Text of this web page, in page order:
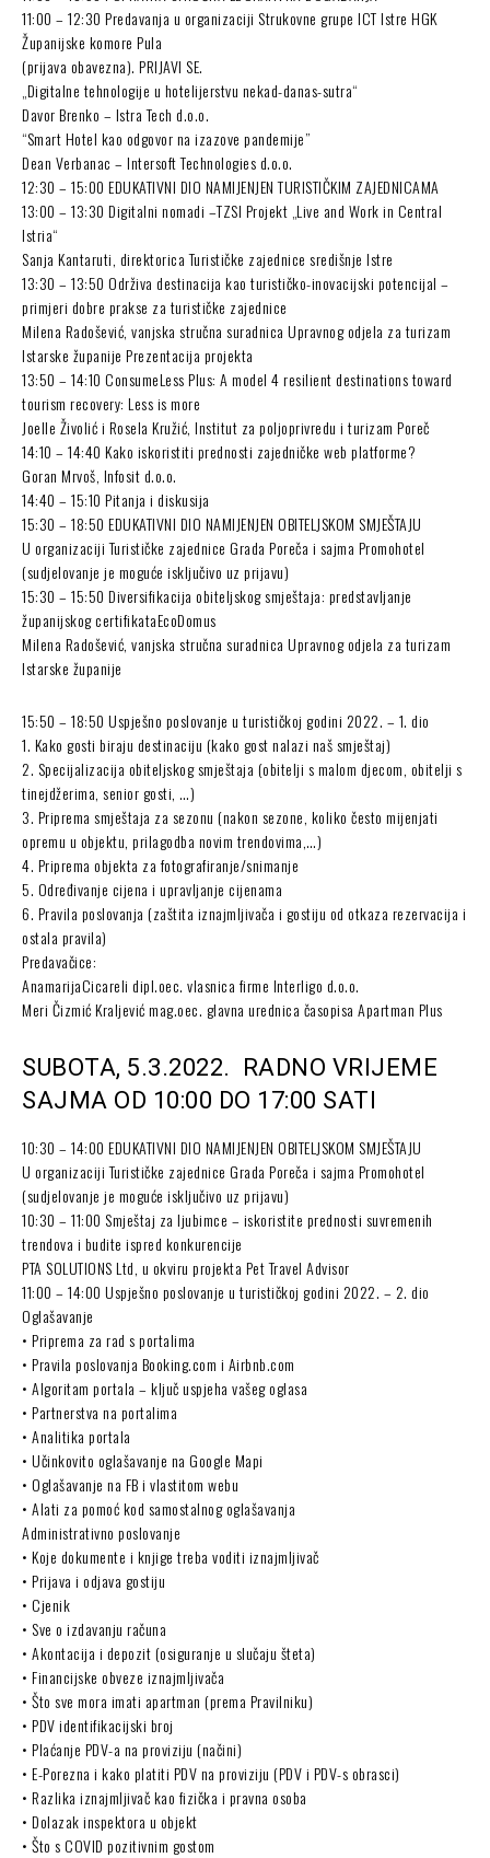
11:00 – 12:30 Predavanja u organizaciji Strukovne grupe ICT Istre HGK
Županijske komore Pula
(prijava obavezna). PRIJAVI SE.
„Digitalne tehnologije u hotelijerstvu nekad-danas-sutra“
Davor Brenko – Istra Tech d.o.o.
“Smart Hotel kao odgovor na izazove pandemije”
Dean Verbanac – Intersoft Technologies d.o.o.
12:30 – 15:00 EDUKATIVNI DIO NAMIJENJEN TURISTIČKIM ZAJEDNICAMA
13:00 – 13:30 Digitalni nomadi –TZSI Projekt „Live and Work in Central
Istria“
Sanja Kantaruti, direktorica Turističke zajednice središnje Istre
13:30 – 13:50 Održiva destinacija kao turističko-inovacijski potencijal –
primjeri dobre prakse za turističke zajednice
Milena Radošević, vanjska stručna suradnica Upravnog odjela za turizam
Istarske županije Prezentacija projekta
13:50 – 14:10 ConsumeLess Plus: A model 4 resilient destinations toward
tourism recovery: Less is more
Joelle Živolić i Rosela Kružić, Institut za poljoprivredu i turizam Poreč
14:10 – 14:40 Kako iskoristiti prednosti zajedničke web platforme?
Goran Mrvoš, Infosit d.o.o.
14:40 – 15:10 Pitanja i diskusija
15:30 – 18:50 EDUKATIVNI DIO NAMIJENJEN OBITELJSKOM SMJEŠTAJU
U organizaciji Turističke zajednice Grada Poreča i sajma Promohotel
(sudjelovanje je moguće isključivo uz prijavu)
15:30 – 15:50 Diversifikacija obiteljskog smještaja: predstavljanje
županijskog certifikataEcoDomus
Milena Radošević, vanjska stručna suradnica Upravnog odjela za turizam
Istarske županije
15:50 – 18:50 Uspješno poslovanje u turističkoj godini 2022. – 1. dio
1. Kako gosti biraju destinaciju (kako gost nalazi naš smještaj)
2. Specijalizacija obiteljskog smještaja (obitelji s malom djecom, obitelji s
tinejdžerima, senior gosti, …)
3. Priprema smještaja za sezonu (nakon sezone, koliko često mijenjati
opremu u objektu, prilagodba novim trendovima,…)
4. Priprema objekta za fotografiranje/snimanje
5. Određivanje cijena i upravljanje cijenama
6. Pravila poslovanja (zaštita iznajmljivača i gostiju od otkaza rezervacija i
ostala pravila)
Predavačice:
AnamarijaCicareli dipl.oec. vlasnica firme Interligo d.o.o.
Meri Čizmić Kraljević mag.oec. glavna urednica časopisa Apartman Plus
SUBOTA, 5.3.2022. RADNO VRIJEME
SAJMA OD 10:00 DO 17:00 SATI
10:30 – 14:00 EDUKATIVNI DIO NAMIJENJEN OBITELJSKOM SMJEŠTAJU
U organizaciji Turističke zajednice Grada Poreča i sajma Promohotel
(sudjelovanje je moguće isključivo uz prijavu)
10:30 – 11:00 Smještaj za ljubimce – iskoristite prednosti suvremenih
trendova i budite ispred konkurencije
PTA SOLUTIONS Ltd, u okviru projekta Pet Travel Advisor
11:00 – 14:00 Uspješno poslovanje u turističkoj godini 2022. – 2. dio
Oglašavanje
• Priprema za rad s portalima
• Pravila poslovanja Booking.com i Airbnb.com
• Algoritam portala – ključ uspjeha vašeg oglasa
• Partnerstva na portalima
• Analitika portala
• Učinkovito oglašavanje na Google Mapi
• Oglašavanje na FB i vlastitom webu
• Alati za pomoć kod samostalnog oglašavanja
Administrativno poslovanje
• Koje dokumente i knjige treba voditi iznajmljivač
• Prijava i odjava gostiju
• Cjenik
• Sve o izdavanju računa
• Akontacija i depozit (osiguranje u slučaju šteta)
• Financijske obveze iznajmljivača
• Što sve mora imati apartman (prema Pravilniku)
• PDV identifikacijski broj
• Plaćanje PDV-a na proviziju (načini)
• E-Porezna i kako platiti PDV na proviziju (PDV i PDV-s obrasci)
• Razlika iznajmljivač kao fizička i pravna osoba
• Dolazak inspektora u objekt
• Što s COVID pozitivnim gostom